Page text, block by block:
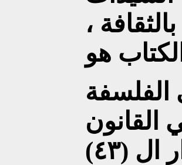
،
في الفلسفة
في القانون
والسياسة ، و الإصدار ال (٤٣)